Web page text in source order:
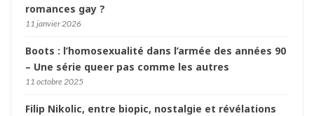
romances gay ?
11 janvier 2026
Boots : l’homosexualité dans l’armée des années 90
– Une série queer pas comme les autres
11 octobre 2025
Filip Nikolic, entre biopic, nostalgie et révélations